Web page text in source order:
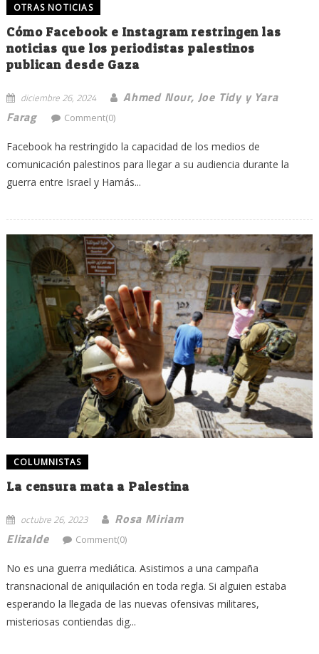
OTRAS NOTICIAS
Cómo Facebook e Instagram restringen las
noticias que los periodistas palestinos
publican desde Gaza
diciembre 26, 2024
Ahmed Nour, Joe Tidy y Yara
Farag
Comment(0)
Facebook ha restringido la capacidad de los medios de
comunicación palestinos para llegar a su audiencia durante la
guerra entre Israel y Hamás...
COLUMNISTAS
La censura mata a Palestina
octubre 26, 2023
Rosa Miriam
Elizalde
Comment(0)
No es una guerra mediática. Asistimos a una campaña
transnacional de aniquilación en toda regla. Si alguien estaba
esperando la llegada de las nuevas ofensivas militares,
misteriosas contiendas dig...